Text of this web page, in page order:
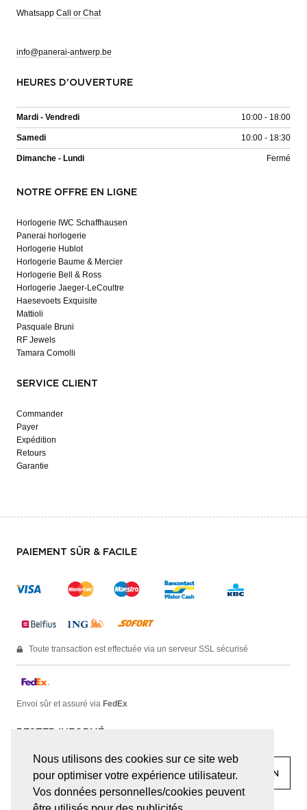
Nous utilisons des cookies sur ce site web
pour optimiser votre expérience utilisateur.
Vos données personnelles/cookies peuvent
Whatsapp Call or Chat
info@panerai-antwerp.be
HEURES D'OUVERTURE
Mardi - Vendredi 10:00 - 18:00
Samedi 10:00 - 18:30
Dimanche - Lundi Fermé
NOTRE OFFRE EN LIGNE
Horlogerie IWC Schaffhausen
Panerai horlogerie
Horlogerie Hublot
Horlogerie Baume & Mercier
Horlogerie Bell & Ross
Horlogerie Jaeger-LeCoultre
Haesevoets Exquisite
Mattioli
Pasquale Bruni
RF Jewels
Tamara Comolli
SERVICE CLIENT
Commander
Payer
Expédition
Retours
Garantie
PAIEMENT SÛR & FACILE
Toute transaction est effectuée via un serveur SSL sécurisé
Envoi sûr et assuré via FedEx
RESTER INFORMÉ